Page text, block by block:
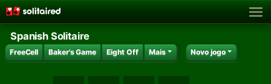
Spanish Solitaire
FreeCell Baker's Game Eight Off Mais Novo jogo